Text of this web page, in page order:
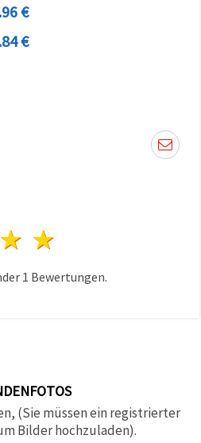
€
€
4 Sterne
3 Sterne
1 Bewertungen.
(Sie müssen ein registrierter
Bilder hochzuladen).